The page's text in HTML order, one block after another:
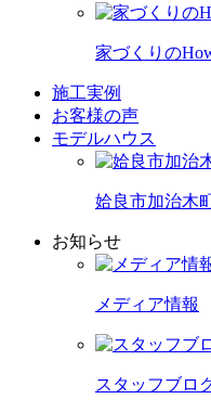
家づくりの
施工実例
お客様の声
モデルハウス
姶良市加治木
お知らせ
メディア情報
スタッフブロ